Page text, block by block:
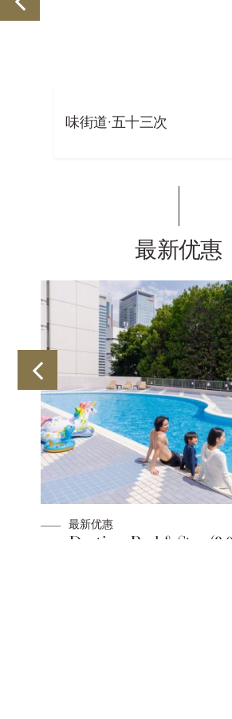
味街道·五十三次
最新优惠
最新优惠
Daytime Pool & Stay